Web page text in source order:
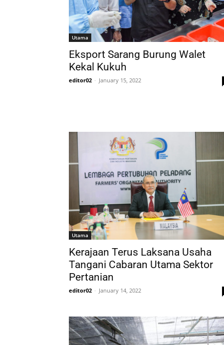
Utama
Eksport Sarang Burung Walet
Kekal Kukuh
editor02 - January 15, 2022
Utama
Kerajaan Terus Laksana Usaha
Tangani Cabaran Utama Sektor
Pertanian
editor02 - January 14, 2022